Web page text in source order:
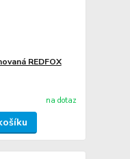
REDFOX
na dotaz